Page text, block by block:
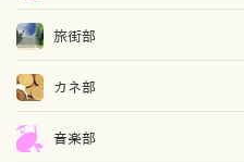
旅街部
カネ部
音楽部